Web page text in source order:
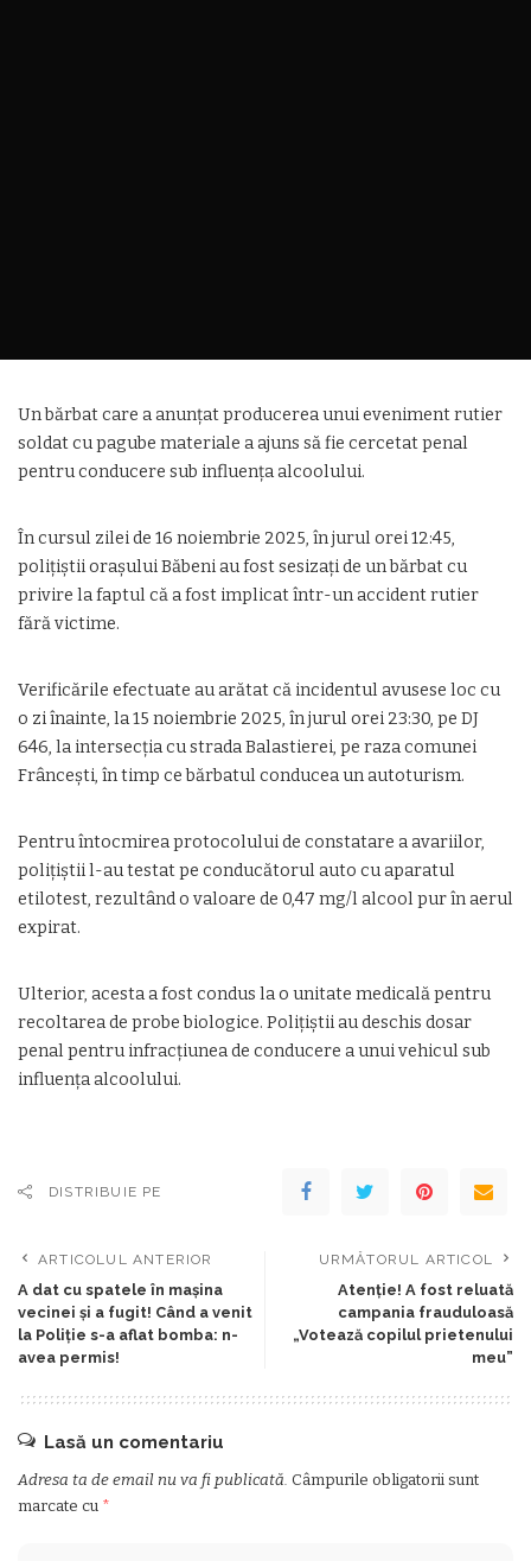
Un bărbat care a anunțat producerea unui eveniment rutier
soldat cu pagube materiale a ajuns să fie cercetat penal
pentru conducere sub influența alcoolului.
În cursul zilei de 16 noiembrie 2025, în jurul orei 12:45,
polițiștii orașului Băbeni au fost sesizați de un bărbat cu
privire la faptul că a fost implicat într-un accident rutier
fără victime.
Verificările efectuate au arătat că incidentul avusese loc cu
o zi înainte, la 15 noiembrie 2025, în jurul orei 23:30, pe DJ
646, la intersecția cu strada Balastierei, pe raza comunei
Frâncești, în timp ce bărbatul conducea un autoturism.
Pentru întocmirea protocolului de constatare a avariilor,
polițiștii l-au testat pe conducătorul auto cu aparatul
etilotest, rezultând o valoare de 0,47 mg/l alcool pur în aerul
expirat.
Ulterior, acesta a fost condus la o unitate medicală pentru
recoltarea de probe biologice. Polițiștii au deschis dosar
penal pentru infracțiunea de conducere a unui vehicul sub
influența alcoolului.
DISTRIBUIE PE
ARTICOLUL ANTERIOR
A dat cu spatele în mașina
vecinei și a fugit! Când a venit
la Poliție s-a aflat bomba: n-
avea permis!
URMĂTORUL ARTICOL
Atenție! A fost reluată
campania frauduloasă
„Votează copilul prietenului
meu”
Lasă un comentariu
Adresa ta de email nu va fi publicată. Câmpurile obligatorii sunt
marcate cu *